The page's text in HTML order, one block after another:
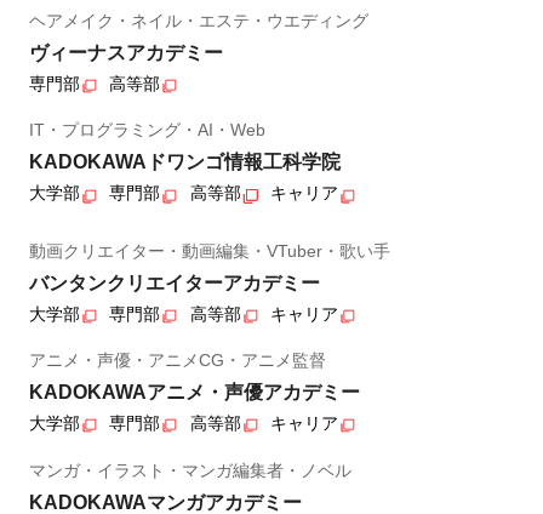
ヘアメイク・ネイル・エステ・ウエディング
ヴィーナスアカデミー
専門部 高等部
IT・プログラミング・AI・Web
KADOKAWAドワンゴ情報工科学院
大学部 専門部 高等部 キャリア
動画クリエイター・動画編集・VTuber・歌い手
バンタンクリエイターアカデミー
大学部 専門部 高等部 キャリア
アニメ・声優・アニメCG・アニメ監督
KADOKAWAアニメ・声優アカデミー
大学部 専門部 高等部 キャリア
マンガ・イラスト・マンガ編集者・ノベル
KADOKAWAマンガアカデミー